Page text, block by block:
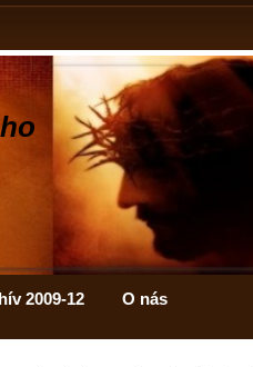
2009-12 O nás